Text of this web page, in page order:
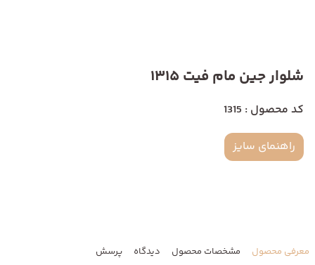
شلوار جین مام فیت 1315
کد محصول : 1315
راهنمای سایز
معرفی محصول مشخصات محصول دیدگاه پرسش